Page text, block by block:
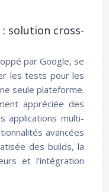
solution cross-
par Google, se
les tests pour les
seule plateforme.
appréciée des
applications multi-
avancées
des builds, la
et l’intégration